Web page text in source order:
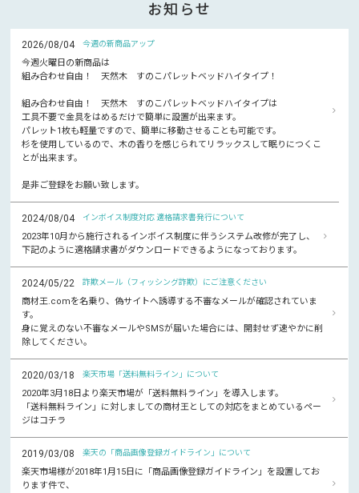
お知らせ
2026/08/04 今週の新商品アップ
今週火曜日の新商品は
組み合わせ自由！ 天然木 すのこパレットベッドハイタイプ！
組み合わせ自由！ 天然木 すのこパレットベッドハイタイプは
工具不要で金具をはめるだけで簡単に設置が出来ます。
パレット1枚も軽量ですので、簡単に移動させることも可能です。
杉を使用しているので、木の香りを感じられてリラックスして眠りにつくこ
とが出来ます。
是非ご登録をお願い致します。
2024/08/04 インボイス制度対応 適格請求書発行について
2023年10月から施行されるインボイス制度に伴うシステム改修が完了し、
下記のように適格請求書がダウンロードできるようになっております。
2024/05/22 詐欺メール（フィッシング詐欺）にご注意ください
商材王.comを名乗り、偽サイトへ誘導する不審なメールが確認されていま
す。
身に覚えのない不審なメールやSMSが届いた場合には、開封せず速やかに削
除してください。
2020/03/18 楽天市場「送料無料ライン」について
2020年3月18日より楽天市場が「送料無料ライン」を導入します。
「送料無料ライン」に対しましての商材王としての対応をまとめているペー
ジはコチラ
2019/03/08 楽天の「商品画像登録ガイドライン」について
楽天市場様が2018年1月15日に「商品画像登録ガイドライン」を設置してお
ります件で、